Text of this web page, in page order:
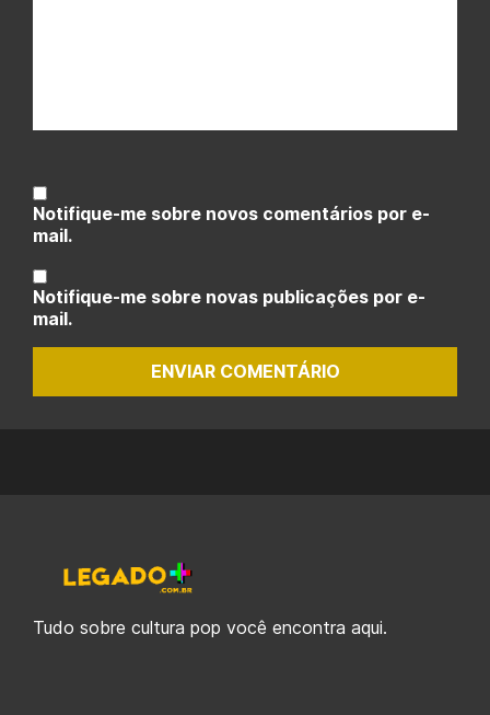
Notifique-me sobre novos comentários por e-
mail.
Notifique-me sobre novas publicações por e-
mail.
ENVIAR COMENTÁRIO
Tudo sobre cultura pop você encontra aqui.